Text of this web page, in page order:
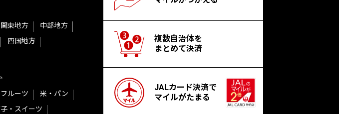
関東地方
中部地方
四国地方
ルーツ
米・パン
・スイーツ
複数自治体を
まとめて決済
JALカード決済で
マイルがたまる